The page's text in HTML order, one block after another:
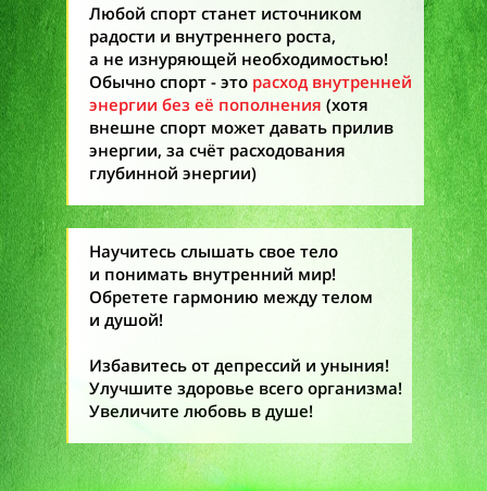
Любой спорт станет источником
радости и внутреннего роста,
а не изнуряющей необходимостью!
Обычно спорт - это расход внутренней
энергии без её пополнения (хотя
внешне спорт может давать прилив
энергии, за счёт расходования
глубинной энергии)
Научитесь слышать свое тело
и понимать внутренний мир!
Обретете гармонию между телом
и душой!
Избавитесь от депрессий и уныния!
Улучшите здоровье всего организма!
Увеличите любовь в душе!